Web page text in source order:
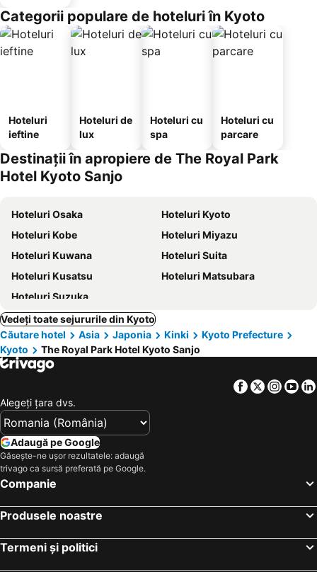
Categorii populare de hoteluri în Kyoto
Hoteluri
ieftine
Hoteluri de
lux
Hoteluri cu
spa
Hoteluri cu
parcare
Destinații în apropiere de The Royal Park
Hotel Kyoto Sanjo
Hoteluri Osaka
Hoteluri Kyoto
Hoteluri Kobe
Hoteluri Miyazu
Hoteluri Kuwana
Hoteluri Suita
Hoteluri Kusatsu
Hoteluri Matsubara
Hoteluri Suzuka
Vedeți toate sejururile din Kyoto
Căutare hotel
Asia Japonia Kinki
Kyoto Prefecture
Kyoto
The Royal Park Hotel Kyoto Sanjo
Facebook
Twitter
Alegeţi ţara dvs.
Adaugă pe Google
Găsește-ne ușor rezultatele: adaugă
trivago ca sursă preferată pe Google.
Companie
Produsele noastre
Termeni și politici